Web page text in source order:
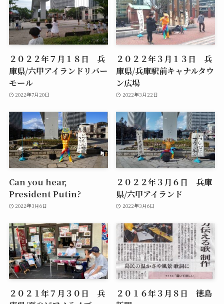
２０２２年７月１８日 兵
庫県/六甲アイランドリバー
モール
2022年7月20日
２０２２年３月１３日 兵
庫県/兵庫駅前キャナルタウ
ン広場
2022年3月22日
Can you hear,
President Putin?
2022年3月6日
２０２２年３月６日 兵庫
県/六甲アイランド
2022年3月6日
２０２１年７月３０日 兵
２０１６年３月８日 徳島